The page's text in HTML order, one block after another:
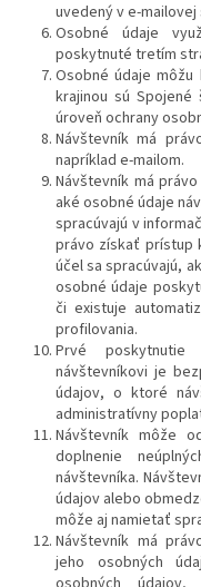
uvedený v e-mailovej
Osobné údaje
poskytnuté tretím
Osobné údaje
krajinou sú
úroveň ochrany
Návštevník má
napríklad e-mailom.
Návštevník má
aké osobné údaje
spracúvajú v
právo získať prístup
účel sa spracúvajú,
osobné údaje
či existuje
profilovania.
Prvé poskytnutie
návštevníkovi je
údajov, o ktoré
administratívny
Návštevník môže
doplnenie
návštevníka.
údajov alebo
môže aj namietať
Návštevník má
jeho osobných